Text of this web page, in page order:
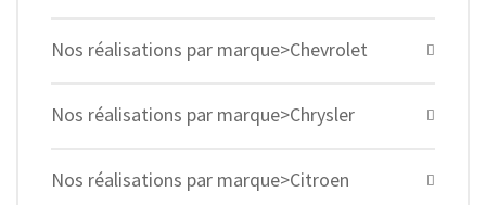
Nos réalisations par marque>Chevrolet
Nos réalisations par marque>Chrysler
Nos réalisations par marque>Citroen